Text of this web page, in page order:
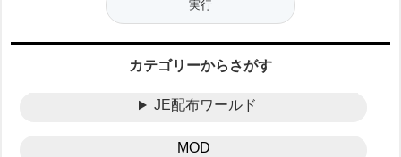
カテゴリーからさがす
JE配布ワールド
MOD